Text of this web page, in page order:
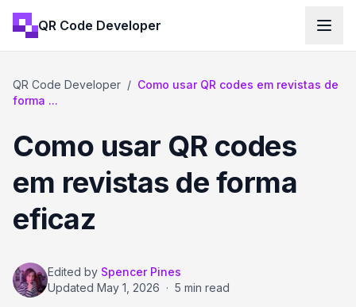
QR Code Developer
QR Code Developer / Como usar QR codes em revistas de
forma ...
Como usar QR codes
em revistas de forma
eficaz
Edited by Spencer Pines
Updated May 1, 2026 · 5 min read